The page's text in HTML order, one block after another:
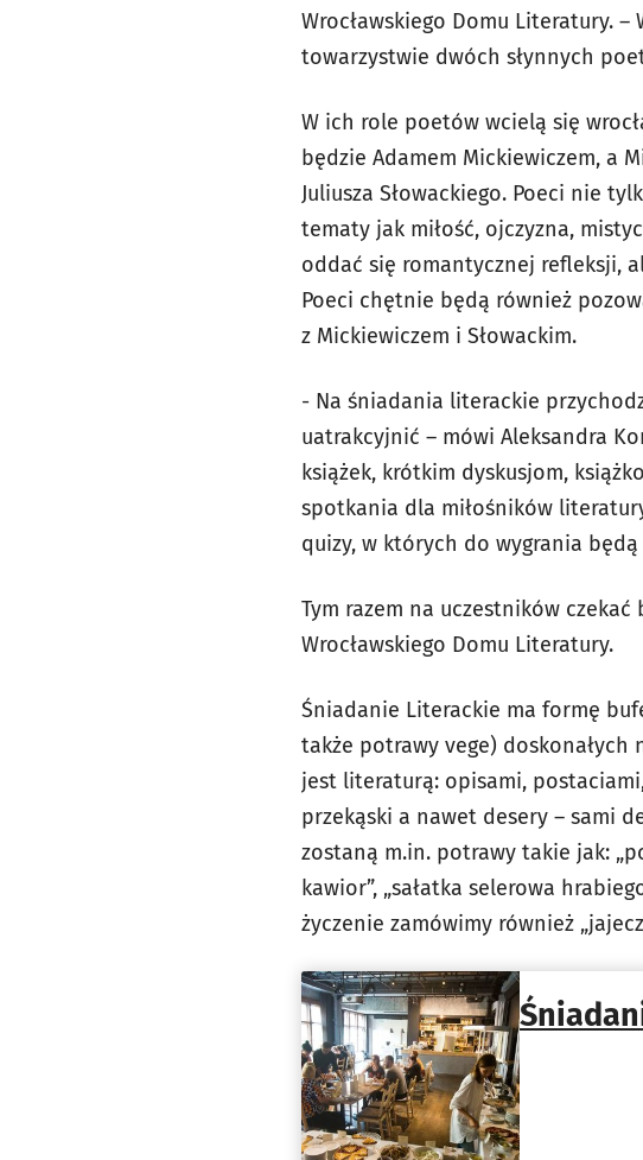
Wrocławskiego Domu Literatury.
towarzystwie dwóch słynnych
W ich role poetów wcielą się
będzie Adamem Mickiewiczem, a
Juliusza Słowackiego. Poeci nie
tematy jak miłość, ojczyzna,
oddać się romantycznej refleksji,
Poeci chętnie będą również
z Mickiewiczem i Słowackim.
- Na śniadania literackie
uatrakcyjnić – mówi Aleksandra
książek, krótkim dyskusjom,
spotkania dla miłośników
quizy, w których do wygrania będą
Tym razem na uczestników
Wrocławskiego Domu Literatury.
Śniadanie Literackie ma formę
także potrawy vege)
jest literaturą: opisami,
przekąski a nawet desery – sami
zostaną m.in. potrawy takie jak:
kawior”, „sałatka selerowa
życzenie zamówimy również